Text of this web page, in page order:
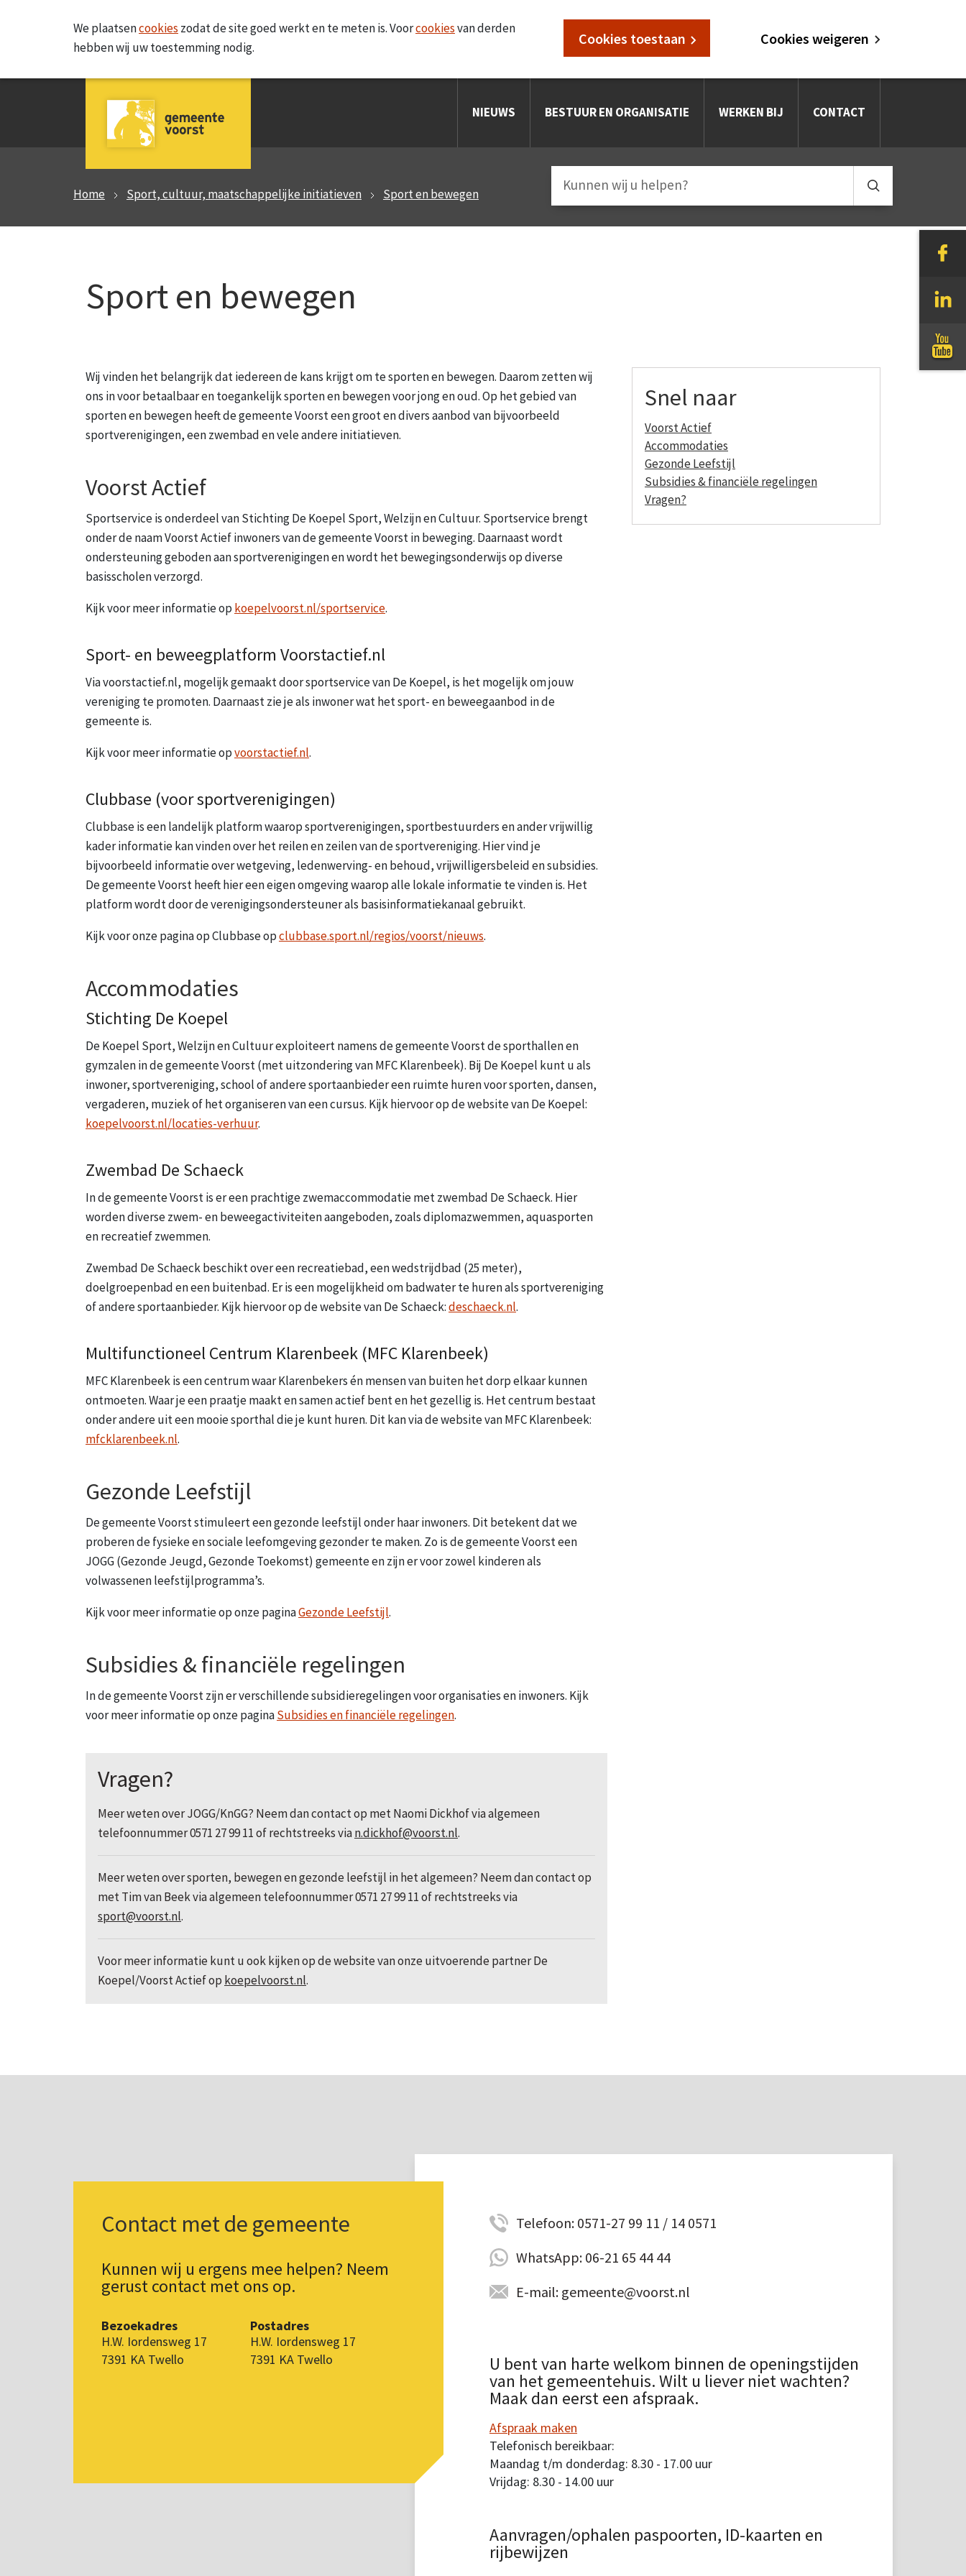
We plaatsencookies zodat de site goed werkt en te meten is. Voorcookiesvan derden
hebben wij uw toestemming nodig.
Cookies toestaan Cookies weigeren
NIEUWS BESTUUR EN ORGANISATIE WERKEN BIJ CONTACT
Home Sport, cultuur, maatschappelijke initiatieven Sport en bewegen
Sport en bewegen
Wij vinden het belangrijk dat iedereen de kans krijgt om te sporten en bewegen. Daarom zetten wij
ons in voor betaalbaar en toegankelijk sporten en bewegen voor jong en oud. Op het gebied van
sporten en bewegen heeft de gemeente Voorst een groot en divers aanbod van bijvoorbeeld
sportverenigingen, een zwembad en vele andere initiatieven.
Voorst Actief
Sportservice is onderdeel van Stichting De Koepel Sport, Welzijn en Cultuur. Sportservice brengt
onder de naam Voorst Actief inwoners van de gemeente Voorst in beweging. Daarnaast wordt
ondersteuning geboden aan sportverenigingen en wordt het bewegingsonderwijs op diverse
basisscholen verzorgd.
Kijk voor meer informatie op koepelvoorst.nl/sportservice.
Sport- en beweegplatform Voorstactief.nl
Via voorstactief.nl, mogelijk gemaakt door sportservice van De Koepel, is het mogelijk om jouw
vereniging te promoten. Daarnaast zie je als inwoner wat het sport- en beweegaanbod in de
gemeente is.
Kijk voor meer informatie opvoorstactief.nl.
Clubbase (voor sportverenigingen)
Clubbase is een landelijk platform waarop sportverenigingen, sportbestuurders en ander vrijwillig
kader informatie kan vinden over het reilen en zeilen van de sportvereniging. Hier vind je
bijvoorbeeld informatie over wetgeving, ledenwerving- en behoud, vrijwilligersbeleid en subsidies.
De gemeente Voorst heeft hier een eigen omgeving waarop alle lokale informatie te vinden is. Het
platform wordt door de verenigingsondersteuner als basisinformatiekanaal gebruikt.
Kijk voor onze pagina op Clubbase opclubbase.sport.nl/regios/voorst/nieuws.
Accommodaties
Stichting De Koepel
De Koepel Sport, Welzijn en Cultuur exploiteert namens de gemeente Voorst de sporthallen en
gymzalen in de gemeente Voorst (met uitzondering van MFC Klarenbeek). Bij De Koepel kunt u als
inwoner, sportvereniging, school of andere sportaanbieder een ruimte huren voor sporten, dansen,
vergaderen, muziek of het organiseren van een cursus. Kijk hiervoor op de website van De Koepel:
koepelvoorst.nl/locaties-verhuur.
Zwembad De Schaeck
In de gemeente Voorst is er een prachtige zwemaccommodatie met zwembad De Schaeck. Hier
worden diverse zwem- en beweegactiviteiten aangeboden, zoals diplomazwemmen, aquasporten
en recreatief zwemmen.
Zwembad De Schaeck beschikt over een recreatiebad, een wedstrijdbad (25 meter),
doelgroepenbad en een buitenbad. Er is een mogelijkheid om badwater te huren als sportvereniging
of andere sportaanbieder. Kijk hiervoor op de website van De Schaeck:deschaeck.nl.
Multifunctioneel Centrum Klarenbeek (MFC Klarenbeek)
MFC Klarenbeek is een centrum waar Klarenbekers én mensen van buiten het dorp elkaar kunnen
ontmoeten. Waar je een praatje maakt en samen actief bent en het gezellig is. Het centrum bestaat
onder andere uit een mooie sporthal die je kunt huren. Dit kan via de website van MFC Klarenbeek:
mfcklarenbeek.nl.
Gezonde Leefstijl
De gemeente Voorst stimuleert een gezonde leefstijl onder haar inwoners. Dit betekent dat we
proberen de fysieke en sociale leefomgeving gezonder te maken. Zo is de gemeente Voorst een
JOGG (Gezonde Jeugd, Gezonde Toekomst) gemeente en zijn er voor zowel kinderen als
volwassenen leefstijlprogramma’s.
Kijk voor meer informatie op onze paginaGezonde Leefstijl.
Subsidies & financiële regelingen
In de gemeente Voorst zijn er verschillende subsidieregelingen voor organisaties en inwoners. Kijk
voor meer informatie op onze paginaSubsidies en financiële regelingen.
Vragen?
Meer weten over JOGG/KnGG? Neem dan contact op met Naomi Dickhof via algemeen
telefoonnummer 0571 27 99 11 of rechtstreeks vian.dickhof@voorst.nl.
Meer weten over sporten, bewegen en gezonde leefstijl in het algemeen? Neem dan contact op
met Tim van Beek via algemeen telefoonnummer 0571 27 99 11 of rechtstreeks via
sport@voorst.nl.
Voor meer informatie kunt u ook kijken op de website van onze uitvoerende partner De
Koepel/Voorst Actief op koepelvoorst.nl.
Snel naar
Voorst Actief
Accommodaties
Gezonde Leefstijl
Subsidies & financiële regelingen
Vragen?
Contact met de gemeente
Kunnen wij u ergens mee helpen? Neem
gerust contact met ons op.
Bezoekadres
H.W. Iordensweg 17
7391 KA Twello
Postadres
H.W. Iordensweg 17
7391 KA Twello
Telefoon: 0571-27 99 11 / 14 0571
WhatsApp: 06-21 65 44 44
E-mail: gemeente@voorst.nl
U bent van harte welkom binnen de openingstijden
van het gemeentehuis. Wilt u liever niet wachten?
Maak dan eerst een afspraak.
Afspraak maken
Telefonisch bereikbaar:
Maandag t/m donderdag: 8.30 - 17.00 uur
Vrijdag: 8.30 - 14.00 uur
Aanvragen/ophalen paspoorten, ID-kaarten en
rijbewijzen